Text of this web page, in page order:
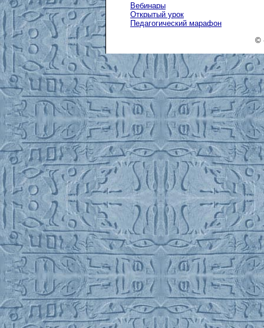
Вебинары
Открытый урок
Педагогический марафон
©